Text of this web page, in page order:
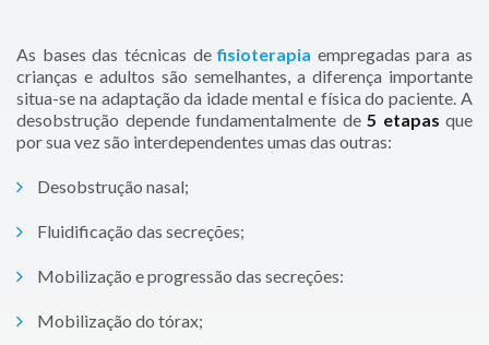
As bases das técnicas defisioterapia empregadas para as
crianças e adultos são semelhantes, a diferença importante
situa-se na adaptação da idade mental e física do paciente. A
desobstrução depende fundamentalmente de 5 etapas que
por sua vez são interdependentes umas das outras:
Desobstrução nasal;
Fluidificação das secreções;
Mobilização e progressão das secreções:
Mobilização do tórax;